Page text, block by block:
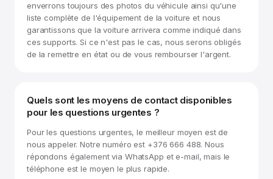
enverrons toujours des photos du véhicule ainsi qu'une
liste complète de l'équipement de la voiture et nous
garantissons que la voiture arrivera comme indiqué dans
ces supports. Si ce n'est pas le cas, nous serons obligés
de la remettre en état ou de vous rembourser l'argent.
Quels sont les moyens de contact disponibles
pour les questions urgentes ?
Pour les questions urgentes, le meilleur moyen est de
nous appeler. Notre numéro est +376 666 488. Nous
répondons également via WhatsApp et e-mail, mais le
téléphone est le moyen le plus rapide.